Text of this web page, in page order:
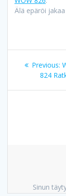
Älä epäröi jakaa
selaus
Previous:
824
Sinun